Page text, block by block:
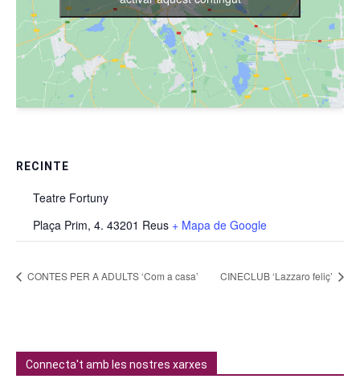
RECINTE
Teatre Fortuny
Plaça Prim, 4. 43201 Reus + Mapa de Google
CONTES PER A ADULTS ‘Com a casa’ CINECLUB ‘Lazzaro feliç’
Connecta't amb les nostres xarxes